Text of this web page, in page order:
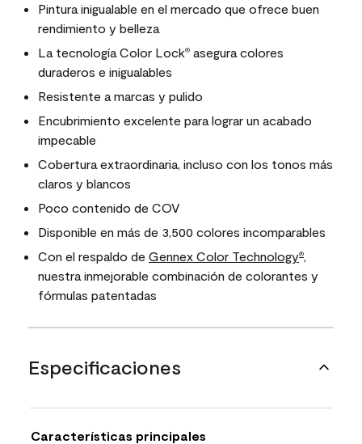
Pintura inigualable en el mercado que ofrece buen
rendimiento y belleza
La tecnología Color Lock® asegura colores
duraderos e inigualables
Resistente a marcas y pulido
Encubrimiento excelente para lograr un acabado
impecable
Cobertura extraordinaria, incluso con los tonos más
claros y blancos
Poco contenido de COV
Disponible en más de 3,500 colores incomparables
Con el respaldo de Gennex Color Technology®,
nuestra inmejorable combinación de colorantes y
fórmulas patentadas
Especificaciones
Características principales